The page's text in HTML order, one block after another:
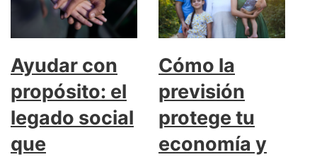
Ayudar con
propósito: el
legado social
que
Cómo la
previsión
protege tu
economía y